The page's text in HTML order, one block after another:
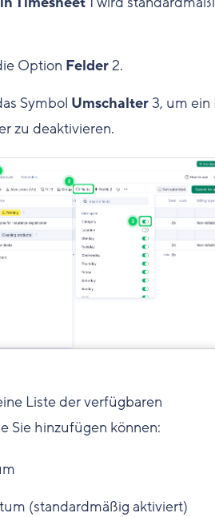
Option Felder2.
Symbol Umschalter3, um ein
zu deaktivieren.
Liste der verfügbaren
Sie hinzufügen können:
(standardmäßig aktiviert)